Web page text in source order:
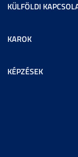
KÜLFÖLDI
KAROK
KÉPZÉSEK